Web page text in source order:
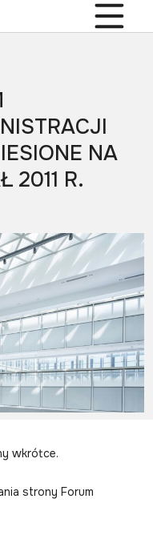
NA
2011 R.
wkrótce.
strony Forum